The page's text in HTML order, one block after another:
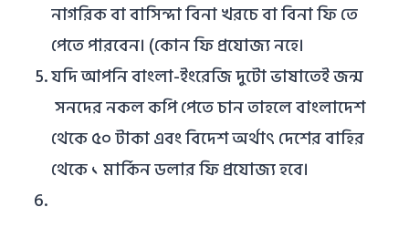
নাগরিক বা বাসিন্দা বিনা খরচে বা বিনা ফি তে
পেতে পারবেন। (কোন ফি প্রযোজ্য নহে।
যদি আপনি বাংলা-ইংরেজি দুটো ভাষাতেই জন্ম
সনদের নকল কপি পেতে চান তাহলে বাংলাদেশ
থেকে ৫০ টাকা এবং বিদেশ অর্থাৎ দেশের বাহির
থেকে ১ মার্কিন ডলার ফি প্রযোজ্য হবে।